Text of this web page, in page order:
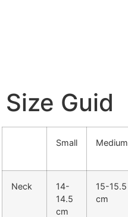
Size Guid
Small Medium
Neck
14-
14.5
cm
15-15.5
cm